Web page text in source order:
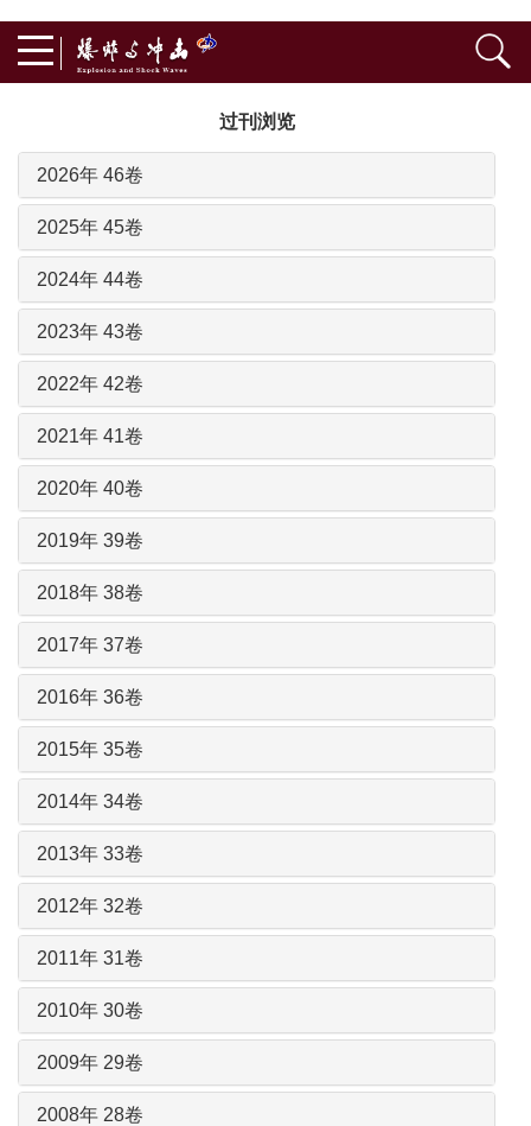
过刊浏览
2026年 46卷
2025年 45卷
2024年 44卷
2023年 43卷
2022年 42卷
2021年 41卷
2020年 40卷
2019年 39卷
2018年 38卷
2017年 37卷
2016年 36卷
2015年 35卷
2014年 34卷
2013年 33卷
2012年 32卷
2011年 31卷
2010年 30卷
2009年 29卷
2008年 28卷